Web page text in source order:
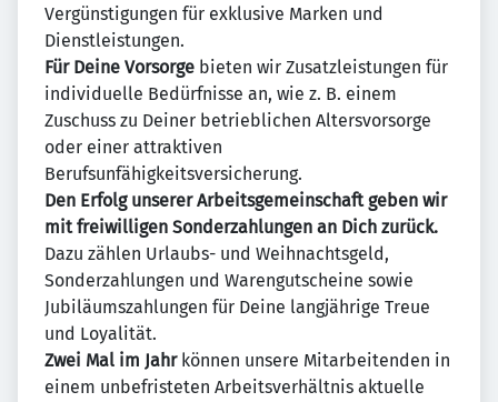
Vergünstigungen für exklusive Marken und
Dienstleistungen.
Für Deine Vorsorge bieten wir Zusatzleistungen für
individuelle Bedürfnisse an, wie z. B. einem
Zuschuss zu Deiner betrieblichen Altersvorsorge
oder einer attraktiven
Berufsunfähigkeitsversicherung.
Den Erfolg unserer Arbeitsgemeinschaft geben wir
mit freiwilligen Sonderzahlungen an Dich zurück.
Dazu zählen Urlaubs- und Weihnachtsgeld,
Sonderzahlungen und Warengutscheine sowie
Jubiläumszahlungen für Deine langjährige Treue
und Loyalität.
Zwei Mal im Jahr können unsere Mitarbeitenden in
einem unbefristeten Arbeitsverhältnis aktuelle